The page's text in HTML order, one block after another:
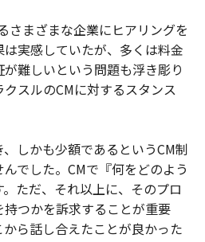
さまざまな企業にヒアリングを
実感していたが、多くは料金
難しいという問題も浮き彫り
スルのCMに対するスタンス
、しかも少額であるというCM制
でした。CMで『何をどのよう
ただ、それ以上に、そのプロ
つかを訴求することが重要
ら話し合えたことが良かった